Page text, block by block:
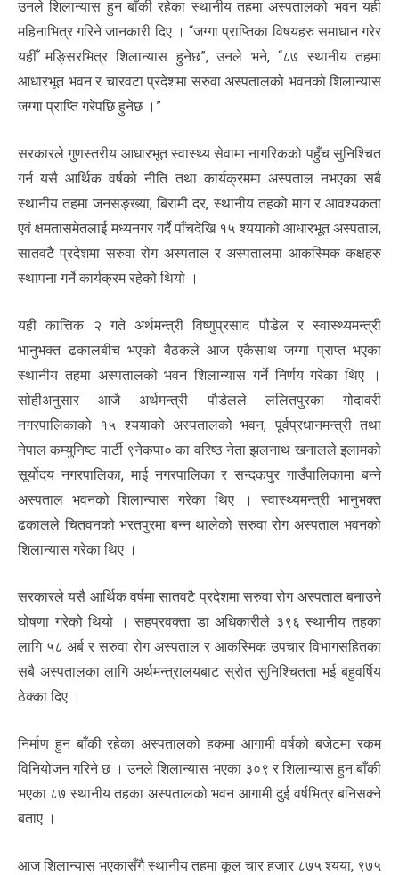
उनले शिलान्यास हुन बाँकी रहेका स्थानीय तहमा अस्पतालको भवन यही
महिनाभित्र गरिने जानकारी दिए । “जग्गा प्राप्तिका विषयहरु समाधान गरेर
यहीँ मङ्सिरभित्र शिलान्यास हुनेछ”, उनले भने, “८७ स्थानीय तहमा
आधारभूत भवन र चारवटा प्रदेशमा सरुवा अस्पतालको भवनको शिलान्यास
जग्गा प्राप्ति गरेपछि हुनेछ ।”
सरकारले गुणस्तरीय आधारभूत स्वास्थ्य सेवामा नागरिकको पहुँच सुनिश्चित
गर्न यसै आर्थिक वर्षको नीति तथा कार्यक्रममा अस्पताल नभएका सबै
स्थानीय तहमा जनसङ्ख्या, बिरामी दर, स्थानीय तहको माग र आवश्यकता
एवं क्षमतासमेतलाई मध्यनगर गर्दै पाँचदेखि १५ श्ययाको आधारभूत अस्पताल,
सातवटै प्रदेशमा सरुवा रोग अस्पताल र अस्पतालमा आकस्मिक कक्षहरु
स्थापना गर्ने कार्यक्रम रहेको थियो ।
यही कात्तिक २ गते अर्थमन्त्री विष्णुप्रसाद पौडेल र स्वास्थ्यमन्त्री
भानुभक्त ढकालबीच भएको बैठकले आज एकैसाथ जग्गा प्राप्त भएका
स्थानीय तहमा अस्पतालको भवन शिलान्यास गर्ने निर्णय गरेका थिए ।
सोहीअनुसार आजै अर्थमन्त्री पौडेलले ललितपुरका गोदावरी
नगरपालिकाको १५ श्ययाको अस्पतालको भवन, पूर्वप्रधानमन्त्री तथा
नेपाल कम्युनिष्ट पार्टी ९नेकपा० का वरिष्ठ नेता झलनाथ खनालले इलामको
सूर्योदय नगरपालिका, माई नगरपालिका र सन्दकपुर गाउँपालिकामा बन्ने
अस्पताल भवनको शिलान्यास गरेका थिए । स्वास्थ्यमन्त्री भानुभक्त
ढकालले चितवनको भरतपुरमा बन्न थालेको सरुवा रोग अस्पताल भवनको
शिलान्यास गरेका थिए ।
सरकारले यसै आर्थिक वर्षमा सातवटै प्रदेशमा सरुवा रोग अस्पताल बनाउने
घोषणा गरेको थियो । सहप्रवक्ता डा अधिकारीले ३९६ स्थानीय तहका
लागि ५८ अर्ब र सरुवा रोग अस्पताल र आकस्मिक उपचार विभागसहितका
सबै अस्पतालका लागि अर्थमन्त्रालयबाट स्रोत सुनिश्चितता भई बहुवर्षिय
ठेक्का दिए ।
निर्माण हुन बाँकी रहेका अस्पतालको हकमा आगामी वर्षको बजेटमा रकम
विनियोजन गरिने छ । उनले शिलान्यास भएका ३०९ र शिलान्यास हुन बाँकी
भएका ८७ स्थानीय तहका अस्पतालको भवन आगामी दुई वर्षभित्र बनिसक्ने
बताए ।
आज शिलान्यास भएकासँगै स्थानीय तहमा कूल चार हजार ८७५ श्यया, ९७५